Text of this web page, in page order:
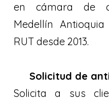
en cámara de
Medellín
RUT desde 2013. ​​
Solicitud de
Solicita a sus